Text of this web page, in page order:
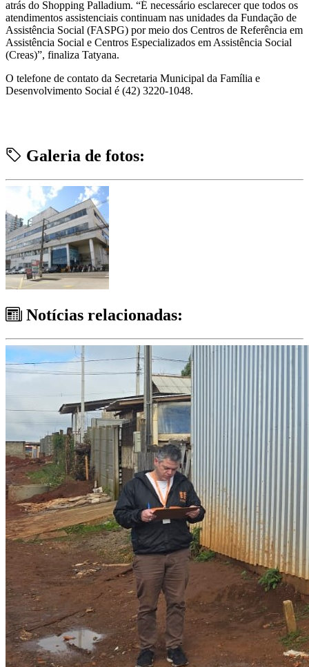
atrás do Shopping Palladium. “É necessário esclarecer que todos os
atendimentos assistenciais continuam nas unidades da Fundação de
Assistência Social (FASPG) por meio dos Centros de Referência em
Assistência Social e Centros Especializados em Assistência Social
(Creas)”, finaliza Tatyana.
O telefone de contato da Secretaria Municipal da Família e
Desenvolvimento Social é (42) 3220-1048.
Galeria de fotos:
Notícias relacionadas: